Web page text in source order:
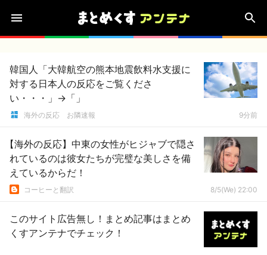
韓国人「大韓航空の熊本地震飲料水支援に
対する日本人の反応をご覧くださ
い・・・」→「」
海外の反応 お隣速報 9分前
【海外の反応】中東の女性がヒジャブで隠さ
れているのは彼女たちが完璧な美しさを備
えているからだ！
コーヒーと翻訳 8/5(We) 22:00
このサイト広告無し！まとめ記事はまとめ
くすアンテナでチェック！